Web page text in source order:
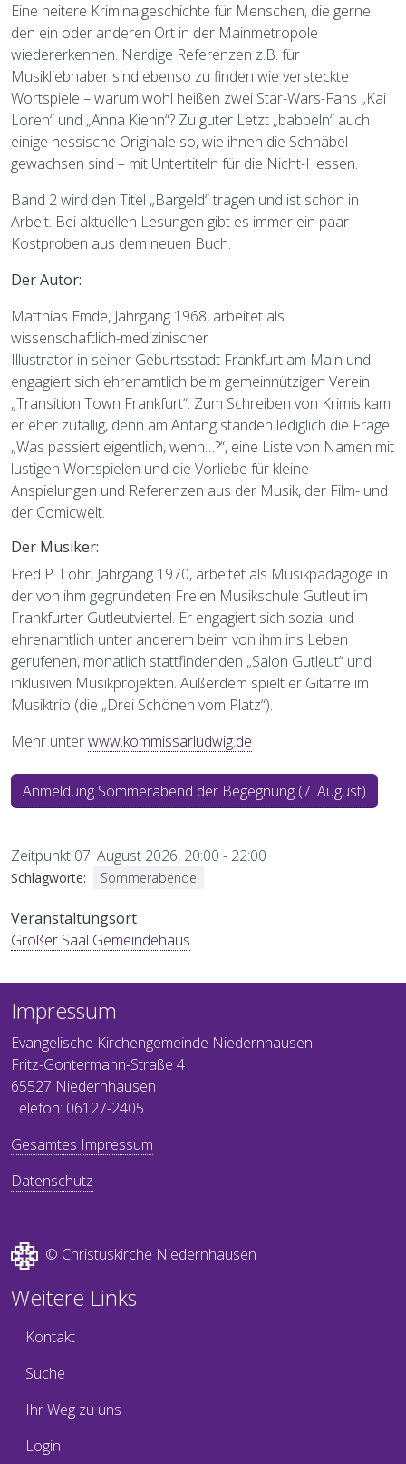
Eine heitere Kriminalgeschichte für Menschen, die gerne
den ein oder anderen Ort in der Mainmetropole
wiedererkennen. Nerdige Referenzen z.B. für
Musikliebhaber sind ebenso zu finden wie versteckte
Wortspiele – warum wohl heißen zwei Star-Wars-Fans „Kai
Loren“ und „Anna Kiehn“? Zu guter Letzt „babbeln“ auch
einige hessische Originale so, wie ihnen die Schnäbel
gewachsen sind – mit Untertiteln für die Nicht-Hessen.
Band 2 wird den Titel „Bargeld“ tragen und ist schon in
Arbeit. Bei aktuellen Lesungen gibt es immer ein paar
Kostproben aus dem neuen Buch.
Der Autor:
Matthias Emde, Jahrgang 1968, arbeitet als
wissenschaftlich-medizinischer
Illustrator in seiner Geburtsstadt Frankfurt am Main und
engagiert sich ehrenamtlich beim gemeinnützigen Verein
„Transition Town Frankfurt“. Zum Schreiben von Krimis kam
er eher zufällig, denn am Anfang standen lediglich die Frage
„Was passiert eigentlich, wenn…?“, eine Liste von Namen mit
lustigen Wortspielen und die Vorliebe für kleine
Anspielungen und Referenzen aus der Musik, der Film- und
der Comicwelt.
Der Musiker:
Fred P. Lohr, Jahrgang 1970, arbeitet als Musikpädagoge in
der von ihm gegründeten Freien Musikschule Gutleut im
Frankfurter Gutleutviertel. Er engagiert sich sozial und
ehrenamtlich unter anderem beim von ihm ins Leben
gerufenen, monatlich stattfindenden „Salon Gutleut“ und
inklusiven Musikprojekten. Außerdem spielt er Gitarre im
Musiktrio (die „Drei Schönen vom Platz“).
Mehr unterwww.kommissarludwig.de
Anmeldung Sommerabend der Begegnung (7. August)
Zeitpunkt 07. August 2026, 20:00 - 22:00
Schlagworte Sommerabende
Veranstaltungsort
Großer Saal Gemeindehaus
Impressum
Evangelische Kirchengemeinde Niedernhausen
Fritz-Gontermann-Straße 4
65527 Niedernhausen
Telefon: 06127-2405
Gesamtes Impressum
Datenschutz
© Christuskirche Niedernhausen
Weitere Links
Kontakt
Suche
Ihr Weg zu uns
Login